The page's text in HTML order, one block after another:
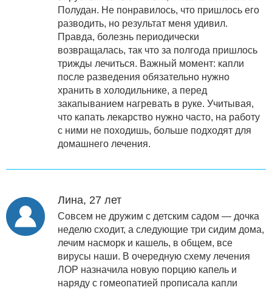
Полудан. Не понравилось, что пришлось его
разводить, но результат меня удивил.
Правда, болезнь периодически
возвращалась, так что за полгода пришлось
трижды лечиться. Важный момент: капли
после разведения обязательно нужно
хранить в холодильнике, а перед
закапыванием нагревать в руке. Учитывая,
что капать лекарство нужно часто, на работу
с ними не походишь, больше подходят для
домашнего лечения.
Лина, 27 лет
Совсем не дружим с детским садом — дочка
неделю сходит, а следующие три сидим дома,
лечим насморк и кашель, в общем, все
вирусы наши. В очередную схему лечения
ЛОР назначила новую порцию капель и
наряду с гомеопатией прописала капли